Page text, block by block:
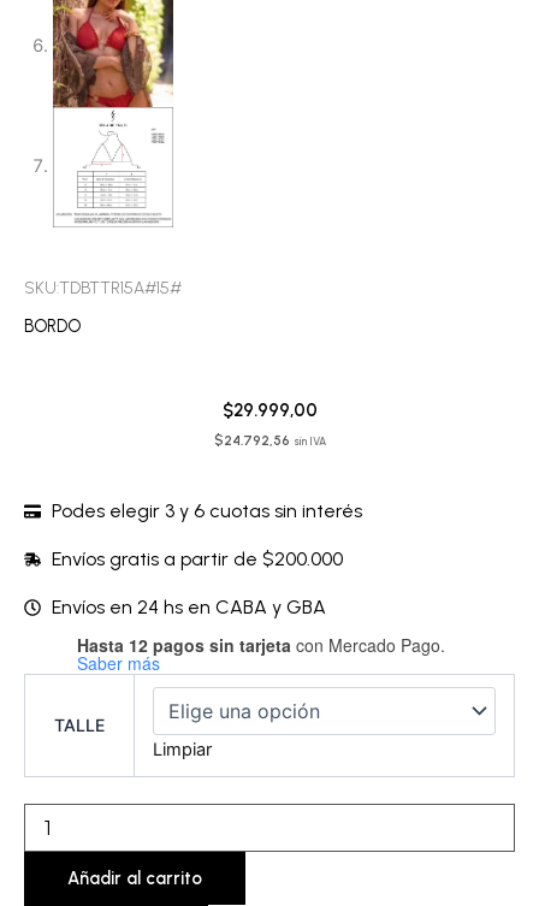
SKU:TDBTTR15A#15#
BORDO
$29.999,00
$24.792,56 sin IVA
Podes elegir 3 y 6 cuotas sin interés
Envíos gratis a partir de $200.000
Envíos en 24 hs en CABA y GBA
Hasta 12 pagos sin tarjeta con Mercado Pago.
Saber más
TALLE
Limpiar
de
triangulo
Añadir al carrito